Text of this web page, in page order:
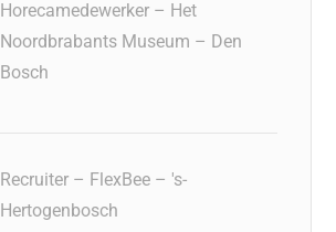
Horecamedewerker – Het
Noordbrabants Museum – Den
Bosch
Recruiter – FlexBee – 's-
Hertogenbosch